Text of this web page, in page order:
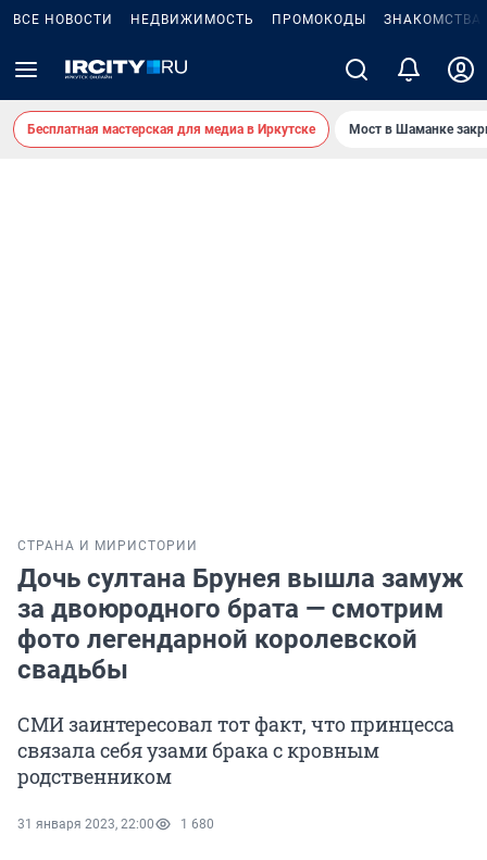
ВСЕ НОВОСТИ НЕДВИЖИМОСТЬ ПРОМОКОДЫ ЗНАКОМСТВА
Бесплатная мастерская для медиа в Иркутске Мост в Шаманке
СТРАНА И МИР ИСТОРИИ
Дочь султана Брунея вышла замуж
за двоюродного брата — смотрим
фото легендарной королевской
свадьбы
СМИ заинтересовал тот факт, что принцесса
связала себя узами брака с кровным
родственником
31 января 2023, 22:00 1 680